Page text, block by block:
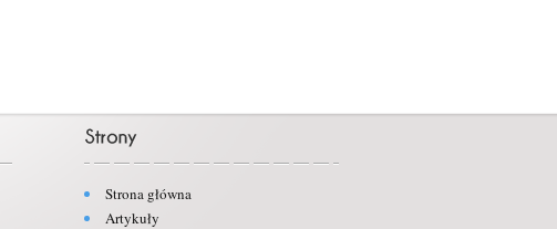
Strona główna
Artykuły